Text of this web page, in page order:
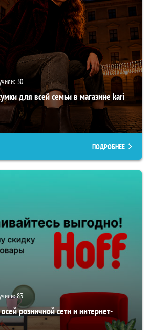
30
для всей семьи в магазине kari
ПОДРОБНЕЕ
83
розничной сети и интернет-